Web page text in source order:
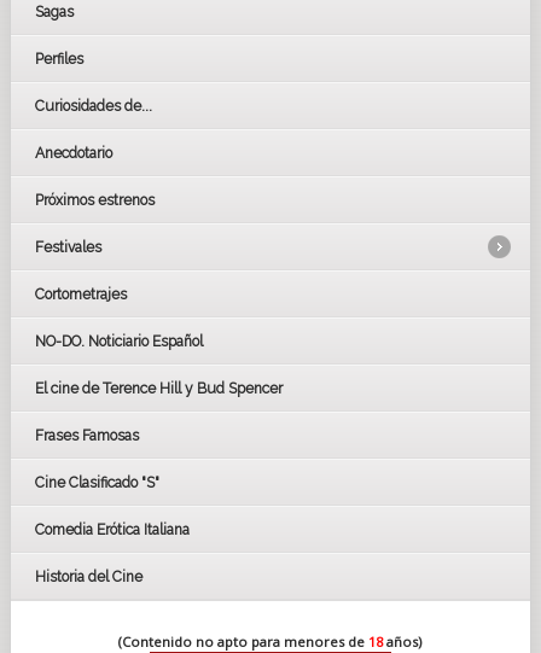
Sagas
Perfiles
Curiosidades de...
Anecdotario
Próximos estrenos
Festivales
LOS OSCARS
GOYAS
BAFTA
Cortometrajes
NO-DO. Noticiario Español
El cine de Terence Hill y Bud Spencer
Frases Famosas
Cine Clasificado "S"
Comedia Erótica Italiana
Historia del Cine
(Contenido no apto para menores de 18años)